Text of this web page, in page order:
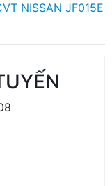
NISSAN JF015E